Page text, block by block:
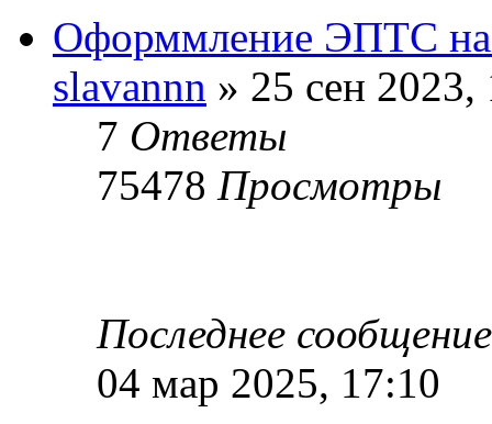
Оформмление ЭПТС на
slavannn » 25 сен 2023,
7 Ответы
75478 Просмотры
Последнее
04 мар 2025, 17:10